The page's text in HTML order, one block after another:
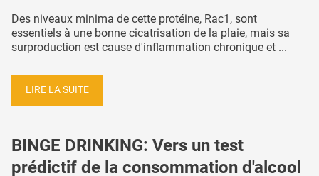
Des niveaux minima de cette protéine, Rac1, sont
essentiels à une bonne cicatrisation de la plaie, mais sa
surproduction est cause d'inflammation chronique et ...
LIRE LA SUITE
BINGE DRINKING: Vers un test
prédictif de la consommation d'alcool